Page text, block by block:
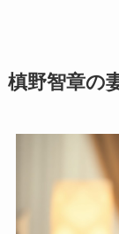
槙野智章の